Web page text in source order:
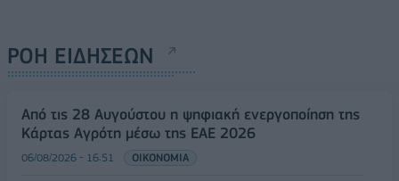
ΡΟΗ ΕΙΔΗΣΕΩΝ
Από τις 28 Αυγούστου η ψηφιακή ενεργοποίηση της
Κάρτας Αγρότη μέσω της ΕΑΕ 2026
06/08/2026 - 16:51 ΟΙΚΟΝΟΜΙΑ